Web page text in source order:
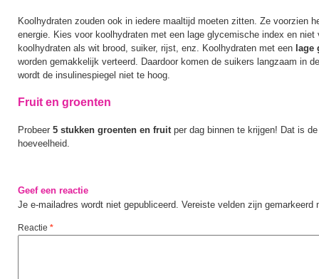
Koolhydraten zouden ook in iedere maaltijd moeten zitten. Ze voorzien
energie. Kies voor koolhydraten met een lage glycemische index en niet
koolhydraten als wit brood, suiker, rijst, enz. Koolhydraten met een lage
worden gemakkelijk verteerd. Daardoor komen de suikers langzaam in
wordt de insulinespiegel niet te hoog.
Fruit en groenten
Probeer 5 stukken groenten en fruitper dag binnen te krijgen! Dat is
hoeveelheid.
Geef een reactie
Je e-mailadres wordt niet gepubliceerd. Vereiste velden zijn gemarkeerd
Reactie *